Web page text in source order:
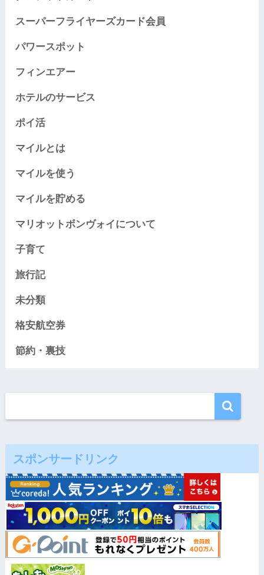
スーパーフライヤーズカード会員
パワースポット
フィンエアー
ホテルのサービス
ポイ活
マイルとは
マイルを使う
マイルを貯める
マリオットボンヴォイについて
子育て
旅行記
未分類
格安航空券
節約・裏技
スポンサードリンク